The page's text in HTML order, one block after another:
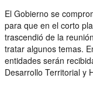
El Gobierno se
para que en el corto
trascendió de la
tratar algunos temas.
entidades serán
Desarrollo Territorial y